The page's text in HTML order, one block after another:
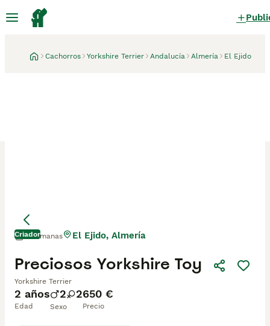
Cachorros Yorkshire Terrier Andalucía Almería El Ejido
Criador
2 años
Edad
2 2
Sexo
650 €
Precio
Preciosos Yorkshire Toy
Yorkshire Terrier
2 semanas El Ejido, Almería